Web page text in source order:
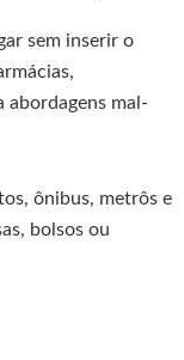
sem inserir o
abordagens mal-
ônibus, metrôs e
bolsos ou